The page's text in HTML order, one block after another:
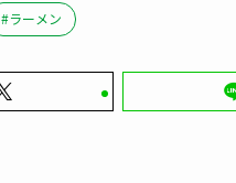
#ラーメン